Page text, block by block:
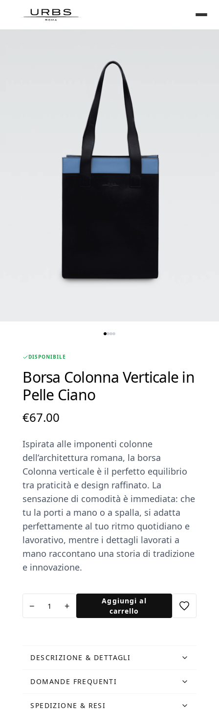
DISPONIBILE
Borsa Colonna Verticale in
Pelle Ciano
€67.00
Ispirata alle imponenti colonne
dell’architettura romana, la borsa
Colonna verticale è il perfetto equilibrio
tra praticità e design raffinato. La
sensazione di comodità è immediata: che
tu la porti a mano o a spalla, si adatta
perfettamente al tuo ritmo quotidiano e
lavorativo, mentre i dettagli lavorati a
mano raccontano una storia di tradizione
e innovazione.
Colonna
Ciano
− +
Aggiungi al
carrello
DESCRIZIONE & DETTAGLI
DOMANDE FREQUENTI
SPEDIZIONE & RESI